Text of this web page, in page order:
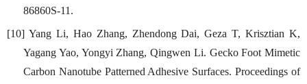
86860S-11.
[10] Yang Li, Hao Zhang, Zhendong Dai, Geza T, Krisztian K,
Yagang Yao, Yongyi Zhang, Qingwen Li. Gecko Foot Mimetic
Carbon Nanotube Patterned Adhesive Surfaces. Proceedings of